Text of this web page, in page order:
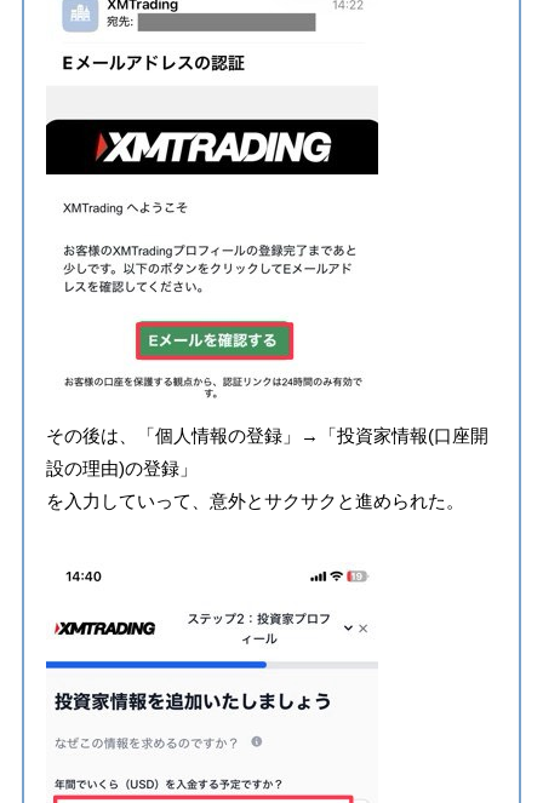
その後は、「個人情報の登録」→「投資家情報(口座開
設の理由)の登録」
を入力していって、意外とサクサクと進められた。